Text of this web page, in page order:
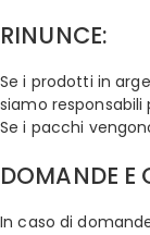
RINUNCE:
Se i prodotti in
siamo
Se i pacchi
DOMANDE E
In caso di